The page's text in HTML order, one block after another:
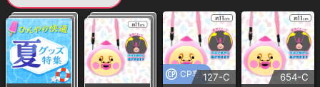
CP専用127-C 654-C